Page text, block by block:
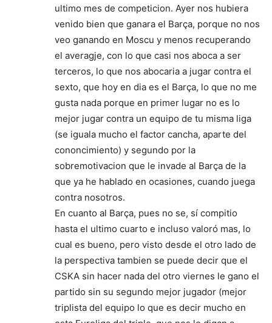
ultimo mes de competicion. Ayer nos hubiera
venido bien que ganara el Barça, porque no nos
veo ganando en Moscu y menos recuperando
el averagje, con lo que casi nos aboca a ser
terceros, lo que nos abocaria a jugar contra el
sexto, que hoy en dia es el Barça, lo que no me
gusta nada porque en primer lugar no es lo
mejor jugar contra un equipo de tu misma liga
(se iguala mucho el factor cancha, aparte del
cononcimiento) y segundo por la
sobremotivacion que le invade al Barça de la
que ya he hablado en ocasiones, cuando juega
contra nosotros.
En cuanto al Barça, pues no se, sí compitio
hasta el ultimo cuarto e incluso valoró mas, lo
cual es bueno, pero visto desde el otro lado de
la perspectiva tambien se puede decir que el
CSKA sin hacer nada del otro viernes le gano el
partido sin su segundo mejor jugador (mejor
triplista del equipo lo que es decir mucho en